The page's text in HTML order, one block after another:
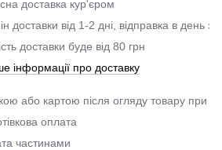
доставка кур'єром
доставки від 1-2 дні, відправка в день
доставки буде від 80 грн
інформації про доставку
або картою після огляду товару при
оплата
частинами